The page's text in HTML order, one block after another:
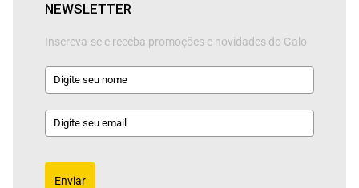
NEWSLETTER
Inscreva-se e receba promoções e novidades do Galo
Enviar